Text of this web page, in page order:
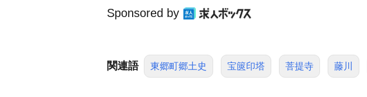
Sponsored by
関連語 東郷町郷土史 宝篋印塔 菩提寺 藤川